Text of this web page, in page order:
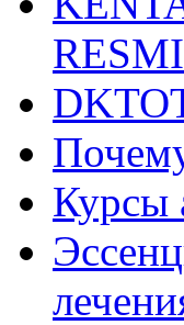
Курсы